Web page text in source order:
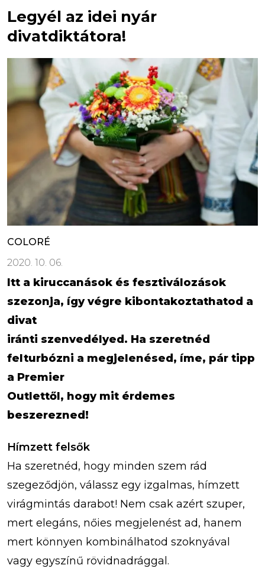
Legyél az idei nyár
divatdiktátora!
COLORÉ
2020. 10. 06.
Itt a kiruccanások és fesztiválozások
szezonja, így végre kibontakoztathatod a
divat
iránti szenvedélyed. Ha szeretnéd
felturbózni a megjelenésed, íme, pár tipp
a Premier
Outlettől, hogy mit érdemes
beszerezned!
Hímzett felsők
Ha szeretnéd, hogy minden szem rád
szegeződjön, válassz egy izgalmas, hímzett
virágmintás darabot! Nem csak azért szuper,
mert elegáns, nőies megjelenést ad, hanem
mert könnyen kombinálhatod szoknyával
vagy egyszínű rövidnadrággal.